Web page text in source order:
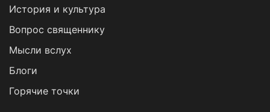
История и культура
Вопрос священнику
Мысли вслух
Блоги
Горячие точки